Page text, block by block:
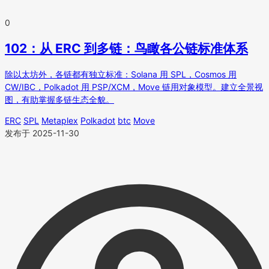
0
102：从 ERC 到多链：鸟瞰各公链标准体系
除以太坊外，各链都有独立标准：Solana 用 SPL，Cosmos 用
CW/IBC，Polkadot 用 PSP/XCM，Move 链用对象模型。建立全景视
图，有助掌握多链生态全貌。
ERC SPL Metaplex Polkadot btc Move
发布于 2025-11-30